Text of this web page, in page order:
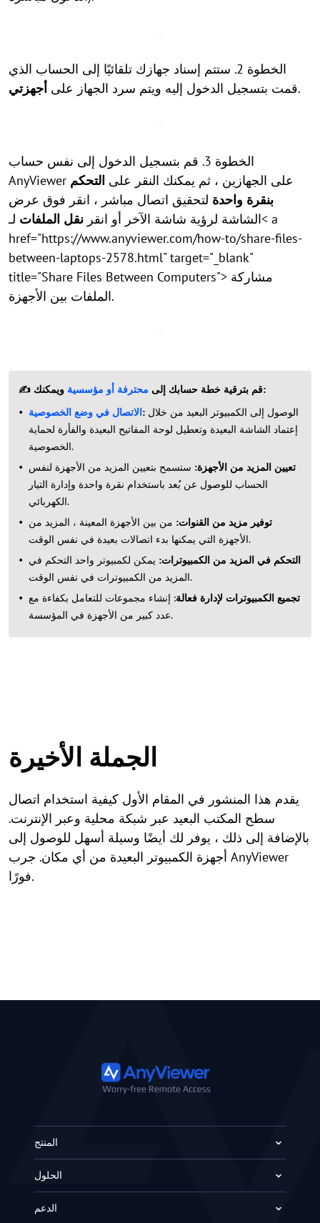
الخطوة 2. ستتم إسناد جهازك تلقائيًا إلى الحساب الذي
قمت بتسجيل الدخول إليه ويتم سرد الجهاز على أجهزتي .
الخطوة 3. قم بتسجيل الدخول إلى نفس حساب
AnyViewer على الجهازين ، ثم يمكنك النقر على التحكم
بنقرة واحدة لتحقيق اتصال مباشر ، انقر فوق عرض
الشاشة لرؤية شاشة الآخر أو انقر نقل الملفات لـ< a
href="https://www.anyviewer.com/how-to/share-files-
between-laptops-2578.html" target="_blank"
title="Share Files Between Computers"> مشاركة
الملفات بين الأجهزة.
✍ قم بترقية خطة حسابك إلى محترفة أو مؤسسية
ويمكنك:
الاتصال في وضع الخصوصية:
إعتماد الشاشة البعيدة وتعطيل لوحة المفاتيح البعيدة والفأرة لحماية
الخصوصية.
تعيين المزيد من الأجهزة: ستسمح بتعيين المزيد من الأجهزة لنفس
الحساب للوصول عن بُعد باستخدام نقرة واحدة وإدارة التيار
الكهربائي.
توفير مزيد من القنوات: من بين الأجهزة المعينة ، المزيد من
الأجهزة التي يمكنها بدء اتصالات بعيدة في نفس الوقت.
التحكم في المزيد من الكمبيوترات: يمكن لكمبيوتر واحد التحكم في
المزيد من الكمبيوترات في نفس الوقت.
تجميع الكمبيوترات لإدارة فعالة: إنشاء مجموعات للتعامل بكفاءة مع
عدد كبير من الأجهزة في المؤسسة.
الجملة الأخيرة
يقدم هذا المنشور في المقام الأول كيفية استخدام اتصال
سطح المكتب البعيد عبر شبكة محلية وعبر الإنترنت.
بالإضافة إلى ذلك ، يوفر لك أيضًا وسيلة أسهل للوصول إلى
أجهزة الكمبيوتر البعيدة من أي مكان. جرب AnyViewer
فورًا.
المنتج
الحلول
الدعم